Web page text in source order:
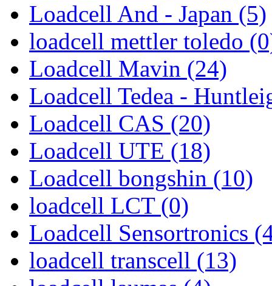
Loadcell And - Japan (5)
loadcell mettler toledo
Loadcell Mavin (24)
Loadcell Tedea -
Loadcell CAS (20)
Loadcell UTE (18)
Loadcell bongshin (10)
loadcell LCT (0)
Loadcell Sensortronics
loadcell transcell (13)